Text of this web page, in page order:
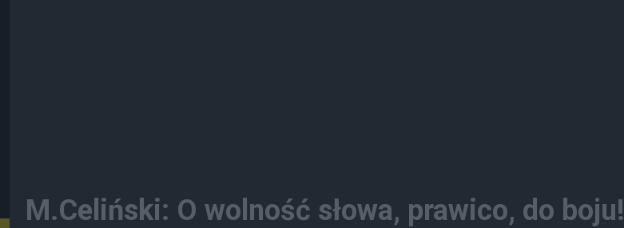
M.Celiński: O wolność słowa, prawico, do boju!